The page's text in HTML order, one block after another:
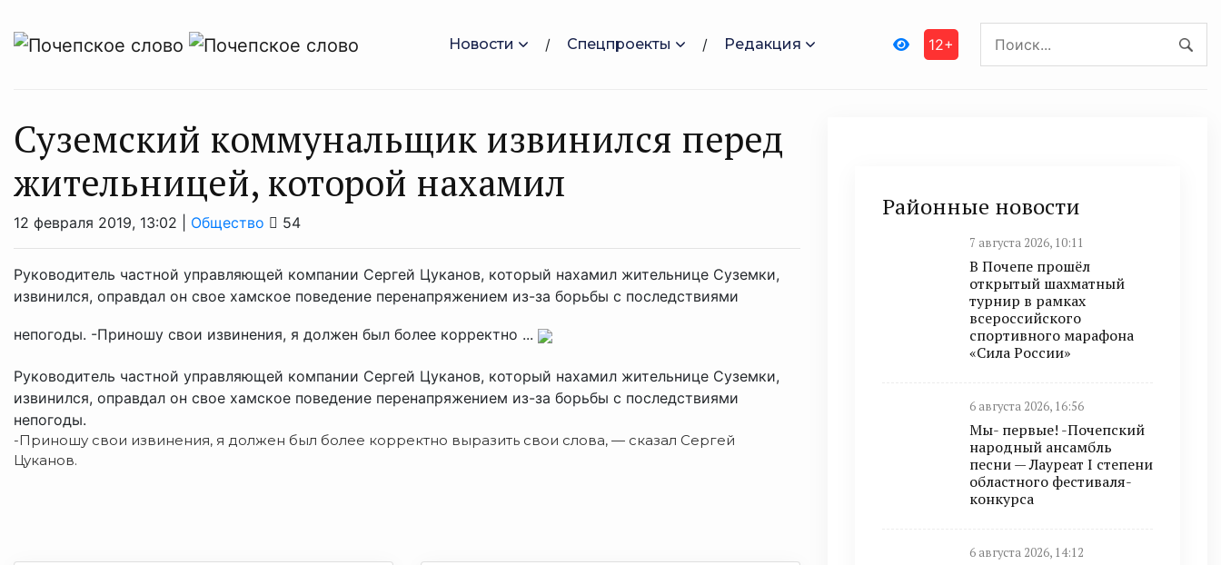
Новости Спецпроекты Редакция 12+
Суземский коммунальщик извинился перед
жительницей, которой нахамил
12 февраля 2019, 13:02 | Общество 54
Руководитель частной управляющей компании Сергей Цуканов, который нахамил жительнице Суземки,
извинился, оправдал он свое хамское поведение перенапряжением из-за борьбы с последствиями
непогоды. -Приношу свои извинения, я должен был более корректно ...
Руководитель частной управляющей компании Сергей Цуканов, который нахамил жительнице Суземки,
извинился, оправдал он свое хамское поведение перенапряжением из-за борьбы с последствиями
непогоды.
-Приношу свои извинения, я должен был более корректно выразить свои слова, — сказал Сергей
Цуканов.
Районные новости
7 августа 2026, 10:11
В Почепе прошёл
открытый шахматный
турнир в рамках
всероссийского
спортивного марафона
«Сила России»
6 августа 2026, 16:56
Мы- первые! -Почепский
народный ансамбль
песни — Лауреат I степени
областного фестиваля-
конкурса
6 августа 2026, 14:12